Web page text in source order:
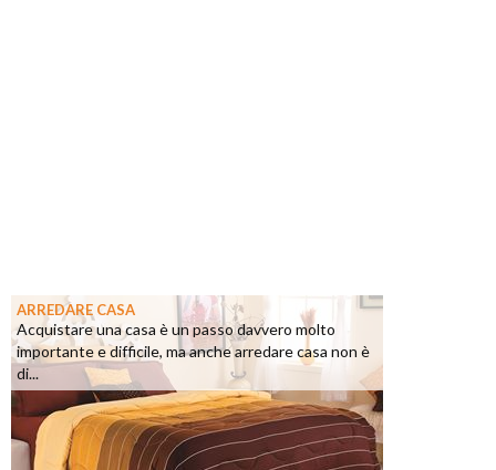
ARREDARE CASA
Acquistare una casa è un passo davvero molto
importante e difficile, ma anche arredare casa non è
di...